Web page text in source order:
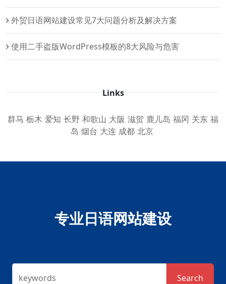
外贸日语网站建设常见7大问题分析及解决方案
使用二手盗版WordPress模板的8大风险与危害
Links
群马 栃木 爱知 长野 和歌山 大阪 滋贺 鹿儿岛 福冈 关东 福
岛 烟台 大连 成都 北京
专业日语网站建设
keywords Search